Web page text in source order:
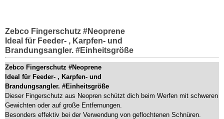
Zebco Fingerschutz #Neoprene
Ideal für Feeder- , Karpfen- und
Brandungsangler. #Einheitsgröße
Zebco Fingerschutz #Neoprene
Ideal für Feeder- , Karpfen- und
Brandungsangler. #Einheitsgröße
Dieser Fingerschutz aus Neopren schützt dich beim Werfen mit schweren
Gewichten oder auf große Entfernungen.
Besonders effektiv bei der Verwendung von geflochtenen Schnüren.